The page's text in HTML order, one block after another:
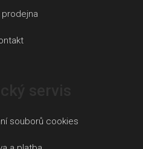
prodejna
souborů cookies